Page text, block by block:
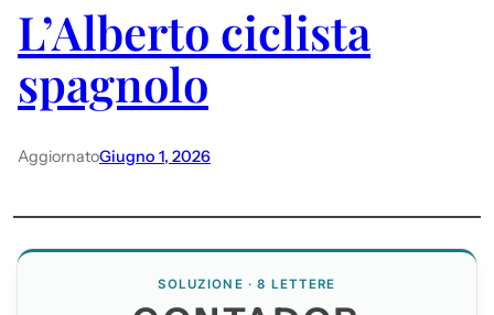
L’Alberto ciclista
spagnolo
AggiornatoGiugno 1, 2026
SOLUZIONE · 8 LETTERE